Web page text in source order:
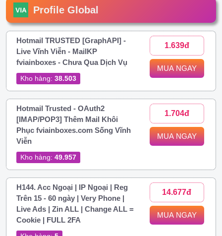
Profile Global
Hotmail TRUSTED [GraphAPI] -
Live Vĩnh Viễn - MailKP
fviainboxes - Chưa Qua Dịch Vụ
Kho hàng: 38.503
1.639đ
MUA NGAY
Hotmail Trusted - OAuth2
[IMAP/POP3] Thêm Mail Khôi
Phục fviainboxes.com Sống Vĩnh
Viễn
Kho hàng: 49.957
1.704đ
MUA NGAY
H144. Acc Ngoại | IP Ngoại | Reg
Trên 15 - 60 ngày | Very Phone |
Live Ads | Zin ALL | Change ALL =
Cookie | FULL 2FA
14.677đ
MUA NGAY